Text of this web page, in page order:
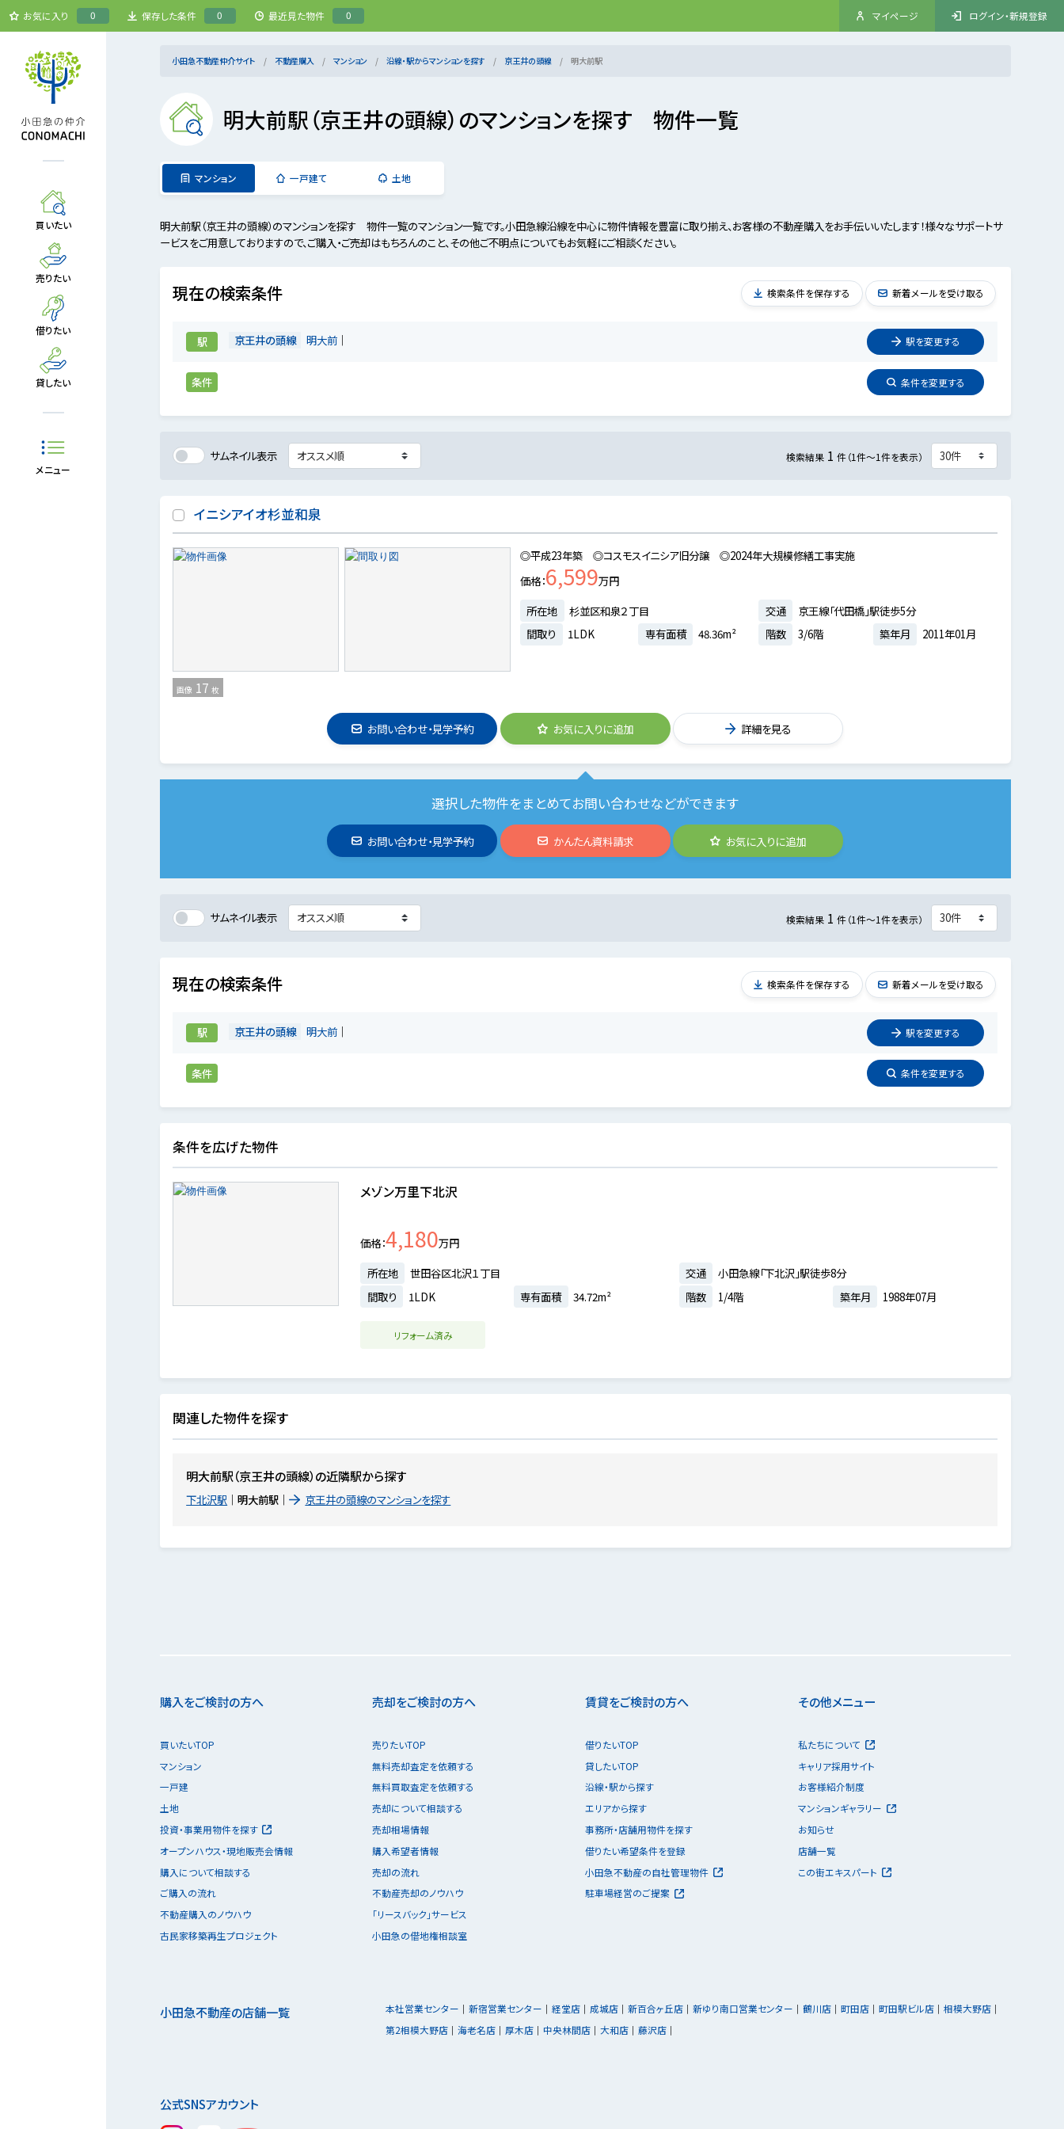
お気に入り 0 保存した条件 0 最近見た物件 0 マイページ ログイン・新規登録
買いたい
売りたい
借りたい
貸したい
メニュー
小田急不動産仲介サイト 不動産購入 マンション 沿線・駅からマンションを探す 京王井の頭線 明大前駅
明大前駅（京王井の頭線）のマンションを探す 物件一覧
マンション 一戸建て 土地
明大前駅（京王井の頭線）のマンションを探す 物件一覧のマンション一覧です。小田急線沿線を中心に物件情報を豊富に取り揃え、お客様の不動産購入をお手伝いいたします！様々なサポートサ
ービスをご用意しておりますので、ご購入・ご売却はもちろんのこと、その他ご不明点についてもお気軽にご相談ください。
現在の検索条件
駅 京王井の頭線 明大前 駅を変更する
条件 条件を変更する
検索条件を保存する 新着メールを受け取る
サムネイル表示 検索結果 1 件（1件～1件を表示）
イニシアイオ杉並和泉
画像 17 枚
◎平成23年築 ◎コスモスイニシア旧分譲 ◎2024年大規模修繕工事実施
価格 6,599万円
所在地
杉並区和泉２丁目 交通
京王線「代田橋」駅徒歩5分
間取り
1LDK 専有面積 48.36m² 階数 3/6階 築年月 2011年01月
お問い合わせ・見学予約 お気に入りに追加 詳細を見る
選択した物件をまとめてお問い合わせなどができます
お問い合わせ・見学予約 かんたん資料請求 お気に入りに追加
サムネイル表示 検索結果 1 件（1件～1件を表示）
現在の検索条件
駅 京王井の頭線 明大前 駅を変更する
条件 条件を変更する
検索条件を保存する 新着メールを受け取る
条件を広げた物件
メゾン万里下北沢
価格 4,180万円
所在地
世田谷区北沢１丁目 交通
小田急線「下北沢」駅徒歩8分
間取り
1LDK 専有面積 34.72m² 階数 1/4階 築年月 1988年07月
リフォーム済み
関連した物件を探す
明大前駅（京王井の頭線）の近隣駅から探す
下北沢駅 明大前駅 京王井の頭線のマンションを探す
購入をご検討の方へ
買いたいTOP
マンション
一戸建
土地
投資・事業用物件を探す
オープンハウス・現地販売会情報
購入について相談する
ご購入の流れ
不動産購入のノウハウ
古民家移築再生プロジェクト
売却をご検討の方へ
売りたいTOP
無料売却査定を依頼する
無料買取査定を依頼する
売却について相談する
売却相場情報
購入希望者情報
売却の流れ
不動産売却のノウハウ
「リースバック」サービス
小田急の借地権相談室
賃貸をご検討の方へ
借りたいTOP
貸したいTOP
沿線・駅から探す
エリアから探す
事務所・店舗用物件を探す
借りたい希望条件を登録
小田急不動産の自社管理物件
駐車場経営のご提案
その他メニュー
私たちについて
キャリア採用サイト
お客様紹介制度
マンションギャラリー
お知らせ
店舗一覧
この街エキスパート
小田急不動産の店舗一覧 本社営業センター 新宿営業センター 経堂店 成城店 新百合ヶ丘店 新ゆり南口営業センター 鶴川店 町田店 町田駅ビル店
相模大野店
第2相模大野店
海老名店 厚木店 中央林間店 大和店 藤沢店
公式SNSアカウント